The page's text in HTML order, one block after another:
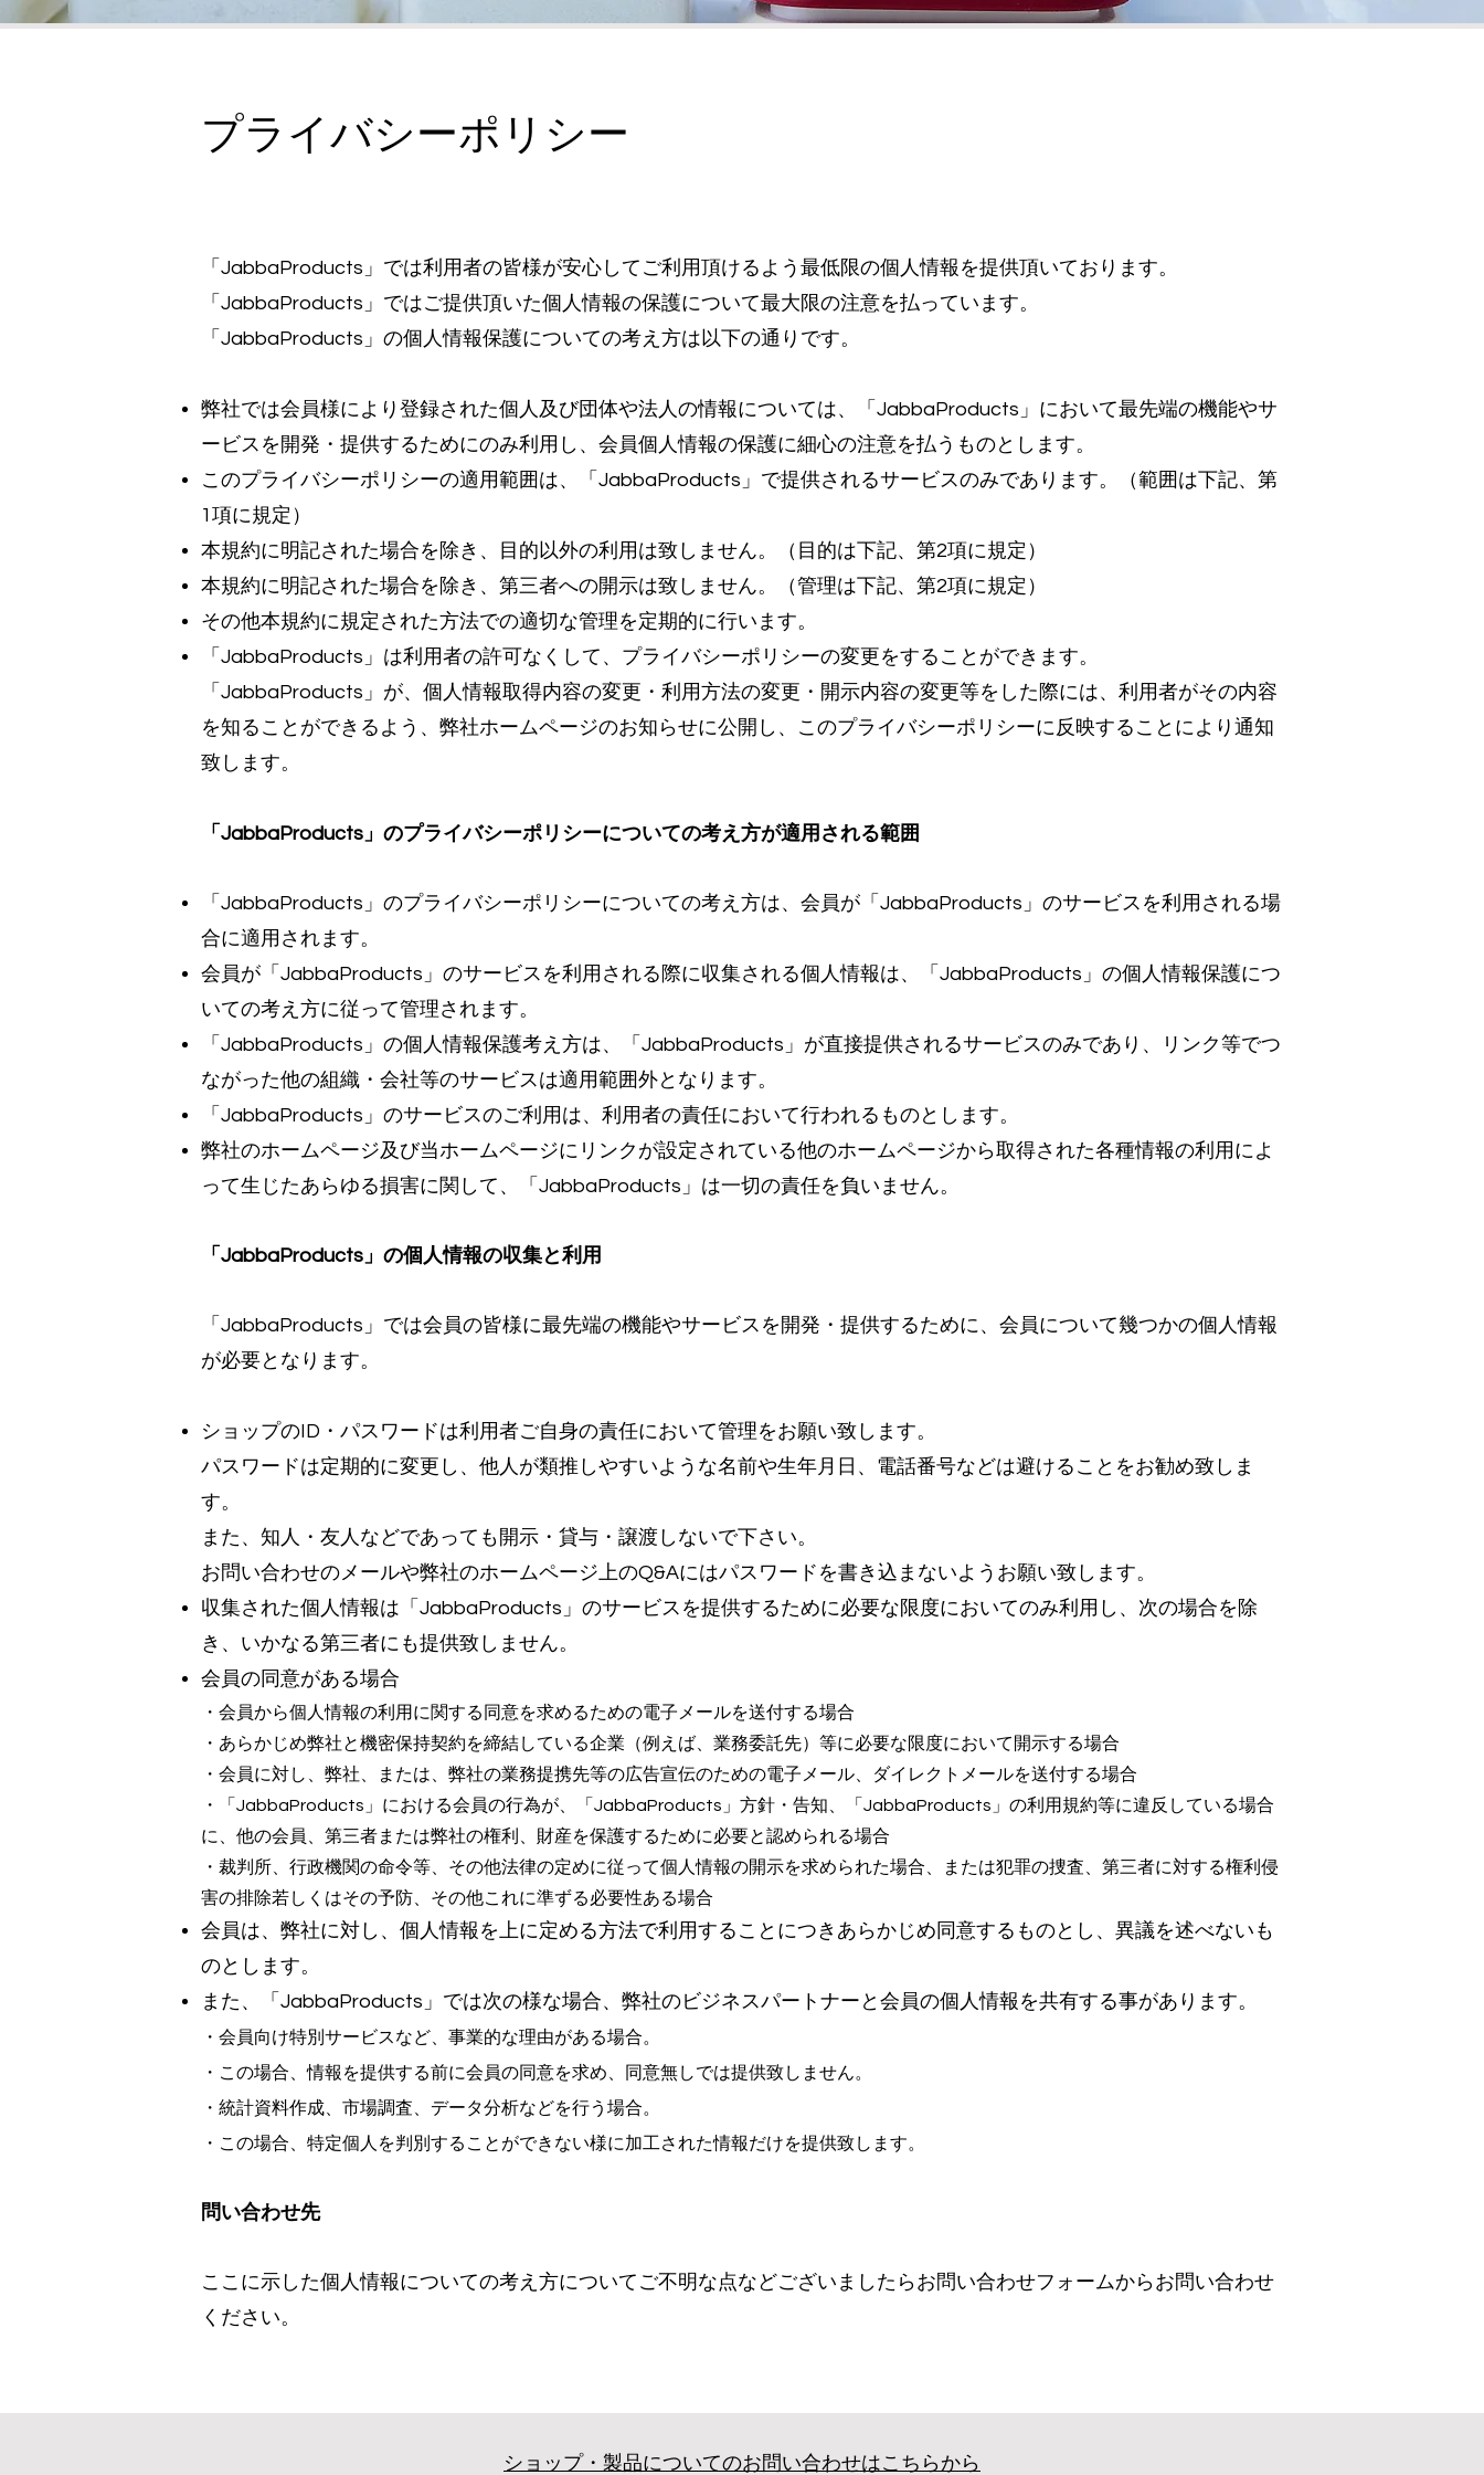
プライバシーポリシー
「JabbaProducts」では利用者の皆様が安心してご利用頂けるよう最低限の個人情報を提供頂いております。
「JabbaProducts」ではご提供頂いた個人情報の保護について最大限の注意を払っています。
「JabbaProducts」の個人情報保護についての考え方は以下の通りです。
弊社では会員様により登録された個人及び団体や法人の情報については、「JabbaProducts」において最先端の機能やサ
ービスを開発・提供するためにのみ利用し、会員個人情報の保護に細心の注意を払うものとします。
このプライバシーポリシーの適用範囲は、「JabbaProducts」で提供されるサービスのみであります。（範囲は下記、第
1項に規定）
本規約に明記された場合を除き、目的以外の利用は致しません。（目的は下記、第2項に規定）
本規約に明記された場合を除き、第三者への開示は致しません。（管理は下記、第2項に規定）
その他本規約に規定された方法での適切な管理を定期的に行います。
「JabbaProducts」は利用者の許可なくして、プライバシーポリシーの変更をすることができます。
「JabbaProducts」が、個人情報取得内容の変更・利用方法の変更・開示内容の変更等をした際には、利用者がその内容
を知ることができるよう、弊社ホームページのお知らせに公開し、このプライバシーポリシーに反映することにより通知
致します。
「JabbaProducts」のプライバシーポリシーについての考え方が適用される範囲
「JabbaProducts」のプライバシーポリシーについての考え方は、会員が「JabbaProducts」のサービスを利用される場
合に適用されます。
会員が「JabbaProducts」のサービスを利用される際に収集される個人情報は、「JabbaProducts」の個人情報保護につ
いての考え方に従って管理されます。
「JabbaProducts」の個人情報保護考え方は、「JabbaProducts」が直接提供されるサービスのみであり、リンク等でつ
ながった他の組織・会社等のサービスは適用範囲外となります。
「JabbaProducts」のサービスのご利用は、利用者の責任において行われるものとします。
弊社のホームページ及び当ホームページにリンクが設定されている他のホームページから取得された各種情報の利用によ
って生じたあらゆる損害に関して、「JabbaProducts」は一切の責任を負いません。
「JabbaProducts」の個人情報の収集と利用
「JabbaProducts」では会員の皆様に最先端の機能やサービスを開発・提供するために、会員について幾つかの個人情報
が必要となります。
ショップのID・パスワードは利用者ご自身の責任において管理をお願い致します。
パスワードは定期的に変更し、他人が類推しやすいような名前や生年月日、電話番号などは避けることをお勧め致しま
す。
また、知人・友人などであっても開示・貸与・譲渡しないで下さい。
お問い合わせのメールや弊社のホームページ上のQ&Aにはパスワードを書き込まないようお願い致します。
収集された個人情報は「JabbaProducts」のサービスを提供するために必要な限度においてのみ利用し、次の場合を除
き、いかなる第三者にも提供致しません。
会員の同意がある場合
・会員から個人情報の利用に関する同意を求めるための電子メールを送付する場合
・あらかじめ弊社と機密保持契約を締結している企業（例えば、業務委託先）等に必要な限度において開示する場合
・会員に対し、弊社、または、弊社の業務提携先等の広告宣伝のための電子メール、ダイレクトメールを送付する場合
・「JabbaProducts」における会員の行為が、「JabbaProducts」方針・告知、「JabbaProducts」の利用規約等に違反している場合
に、他の会員、第三者または弊社の権利、財産を保護するために必要と認められる場合
・裁判所、行政機関の命令等、その他法律の定めに従って個人情報の開示を求められた場合、または犯罪の捜査、第三者に対する権利侵
害の排除若しくはその予防、その他これに準ずる必要性ある場合
会員は、弊社に対し、個人情報を上に定める方法で利用することにつきあらかじめ同意するものとし、異議を述べないも
のとします。
また、「JabbaProducts」では次の様な場合、弊社のビジネスパートナーと会員の個人情報を共有する事があります。
・会員向け特別サービスなど、事業的な理由がある場合。
・この場合、情報を提供する前に会員の同意を求め、同意無しでは提供致しません。
・統計資料作成、市場調査、データ分析などを行う場合。
・この場合、特定個人を判別することができない様に加工された情報だけを提供致します。
問い合わせ先
ここに示した個人情報についての考え方についてご不明な点などございましたらお問い合わせフォームからお問い合わせ
ください。
ショップ・製品についてのお問い合わせはこちらから